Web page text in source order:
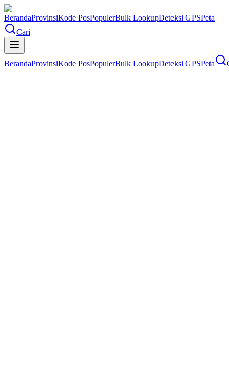
BerandaProvinsiKode PosPopulerBulk LookupDeteksi GPSPeta
Cari
BerandaProvinsiKode PosPopulerBulk LookupDeteksi GPSPeta